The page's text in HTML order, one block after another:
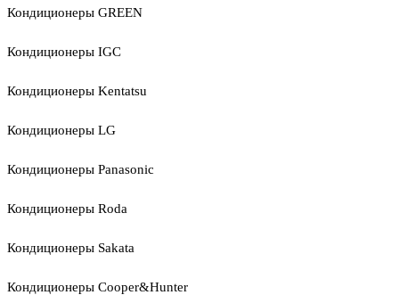
Кондиционеры GREEN
Кондиционеры IGC
Кондиционеры Kentatsu
Кондиционеры LG
Кондиционеры Panasonic
Кондиционеры Roda
Кондиционеры Sakata
Кондиционеры Cooper&Hunter